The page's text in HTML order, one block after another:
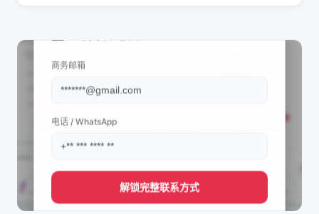
商务邮箱
电话 / WhatsApp
解锁完整联系方式